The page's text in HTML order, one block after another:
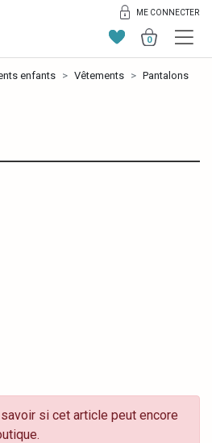
ME CONNECTER
0
enfants Vêtements
Pantalons
si cet article peut encore